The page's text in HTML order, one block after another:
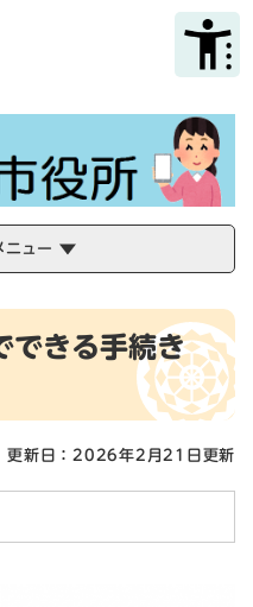
て本文へ
ニュー
できる手続き
更新日：2026年2月21日更新